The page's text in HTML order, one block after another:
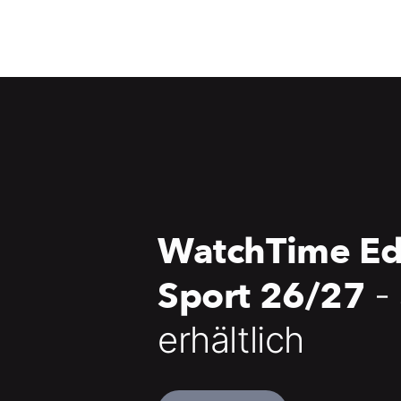
WatchTime
Sport 26/27 -
erhältlich